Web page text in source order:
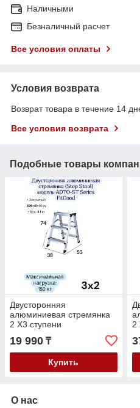
Наличными
Безналичный расчет
Все условия оплаты
Условия возврата
Возврат товара в течение 14
Все условия возврата
Подобные товары
Двусторонняя
алюминиевая стремянка
2 X3 ступени
19 990 ₸
Купить
2
О нас